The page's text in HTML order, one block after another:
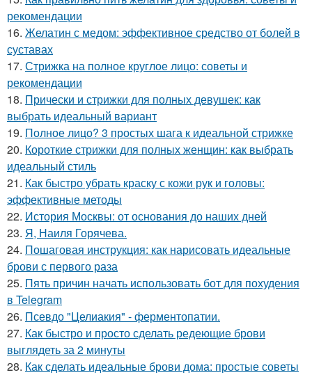
рекомендации
16. Желатин с медом: эффективное средство от болей в
суставах
17. Стрижка на полное круглое лицо: советы и
рекомендации
18. Прически и стрижки для полных девушек: как
выбрать идеальный вариант
19. Полное лицо? 3 простых шага к идеальной стрижке
20. Короткие стрижки для полных женщин: как выбрать
идеальный стиль
21. Как быстро убрать краску с кожи рук и головы:
эффективные методы
22. История Москвы: от основания до наших дней
23. Я, Наиля Горячева.
24. Пошаговая инструкция: как нарисовать идеальные
брови с первого раза
25. Пять причин начать использовать бот для похудения
в Telegram
26. Псевдо "Целиакия" - ферментопатии.
27. Как быстро и просто сделать редеющие брови
выглядеть за 2 минуты
28. Как сделать идеальные брови дома: простые советы